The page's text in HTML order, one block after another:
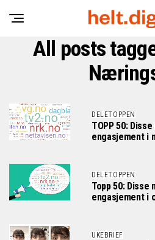
All posts
DELETOPPEN
TOPP 50:
engasjement i
DELETOPPEN
Topp 50:
engasjement i
UKEBRIEF